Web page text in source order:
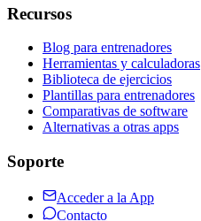
Recursos
Blog para entrenadores
Herramientas y calculadoras
Biblioteca de ejercicios
Plantillas para entrenadores
Comparativas de software
Alternativas a otras apps
Soporte
Acceder a la App
Contacto